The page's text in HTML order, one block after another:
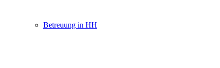
Betreuung in HH